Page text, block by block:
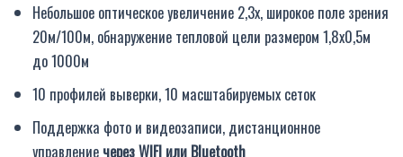
Небольшое оптическое увеличение 2,3х, широкое поле зрения
20м/100м, обнаружение тепловой цели размером 1,8х0,5м
до 1000м
10 профилей выверки, 10 масштабируемых сеток
Поддержка фото и видеозаписи, дистанционное
управление через WIFI или Bluetooth